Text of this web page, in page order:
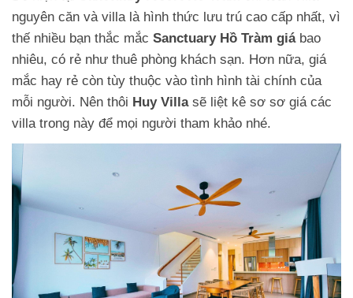
nguyên căn và villa là hình thức lưu trú cao cấp nhất, vì
thế nhiều bạn thắc mắc Sanctuary Hồ Tràm giábao
nhiêu, có rẻ như thuê phòng khách sạn. Hơn nữa, giá
mắc hay rẻ còn tùy thuộc vào tình hình tài chính của
mỗi người. Nên thôi Huy Villasẽ liệt kê sơ sơ giá các
villa trong này để mọi người tham khảo nhé.